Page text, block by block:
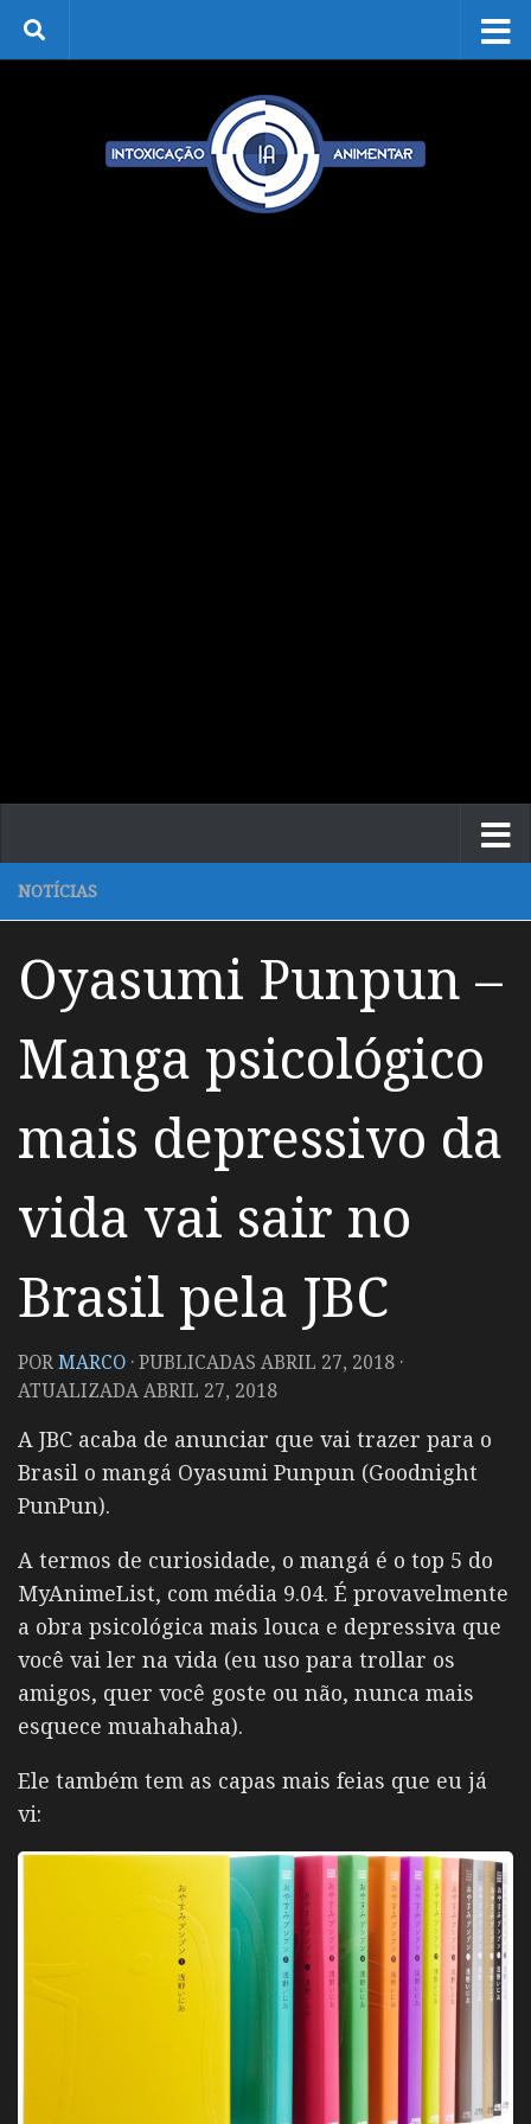
Skip to content
NOTÍCIAS
Oyasumi Punpun –
Manga psicológico
mais depressivo da
vida vai sair no
Brasil pela JBC
PORMARCO · PUBLICADAS ABRIL 27, 2018 ·
ATUALIZADAABRIL 27, 2018
A JBC acaba de anunciar que vai trazer para o
Brasil o mangá Oyasumi Punpun (Goodnight
PunPun).
A termos de curiosidade, o mangá é o top 5 do
MyAnimeList, com média 9.04. É provavelmente
a obra psicológica mais louca e depressiva que
você vai ler na vida (eu uso para trollar os
amigos, quer você goste ou não, nunca mais
esquece muahahaha).
Ele também tem as capas mais feias que eu já
vi: